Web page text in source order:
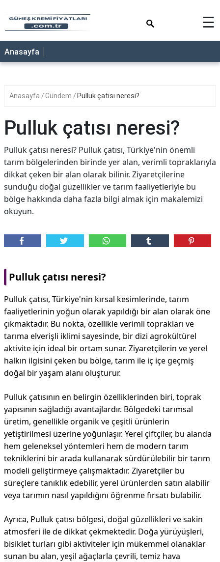
ANASAYFA
☰
Anasayfa
Anasayfa Gündem Pulluk çatısı neresi?
Pulluk çatısı neresi?
Pulluk çatısı neresi? Pulluk çatısı, Türkiye'nin önemli
tarım bölgelerinden birinde yer alan, verimli topraklarıyla
dikkat çeken bir alan olarak bilinir. Ziyaretçilerine
sunduğu doğal güzellikler ve tarım faaliyetleriyle bu
bölge hakkında daha fazla bilgi almak için makalemizi
okuyun.
Pulluk çatısı neresi?
Pulluk çatısı, Türkiye'nin kırsal kesimlerinde, tarım
faaliyetlerinin yoğun olarak yapıldığı bir alan olarak öne
çıkmaktadır. Bu nokta, özellikle verimli toprakları ve
tarıma elverişli iklimi sayesinde, bir dizi agrokültürel
aktivite için ideal bir ortam sunar. Ziyaretçilerin ve yerel
halkın ilgisini çeken bu bölge, tarım ile iç içe geçmiş
doğal bir yaşam alanı oluşturur.
Pulluk çatısının en belirgin özelliklerinden biri, toprak
yapısının sağladığı avantajlardır. Bölgedeki tarımsal
üretim, genellikle organik ve çeşitli ürünlerin
yetiştirilmesi üzerine yoğunlaşır. Yerel çiftçiler, bu alanda
hem geleneksel yöntemleri hem de modern tarım
tekniklerini bir arada kullanarak sürdürülebilir bir tarım
modeli geliştirmeye çalışmaktadır. Ziyaretçiler bu
süreçlere tanıklık edebilir, yerel ürünlerden satın alabilir
veya tarımın nasıl yapıldığını öğrenme fırsatı bulabilir.
Ayrıca, Pulluk çatısı bölgesi, doğal güzellikleri ve sakin
atmosferi ile de dikkat çekmektedir. Doğa yürüyüşleri,
bisiklet turları gibi aktiviteler için mükemmel olanaklar
sunan bu alan, yeşil ağaçlarla çevrili, temiz hava